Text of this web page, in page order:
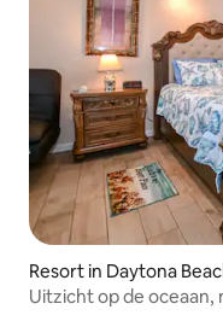
Resort in Daytona
Uitzicht op de